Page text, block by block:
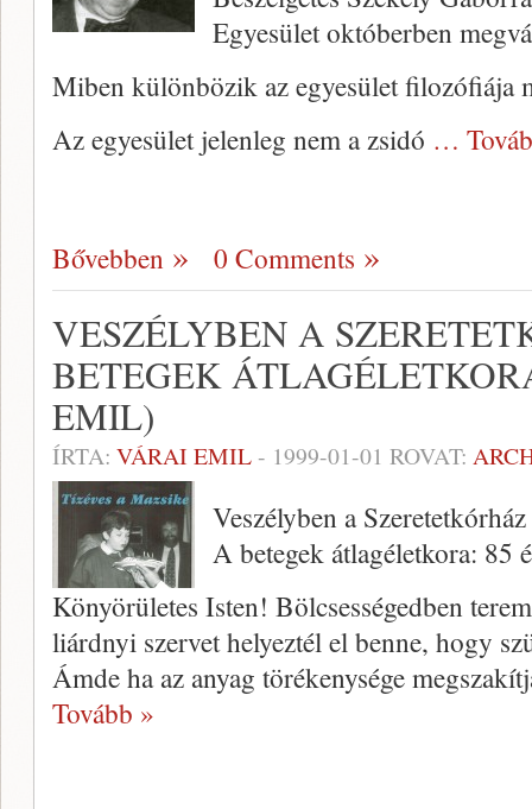
Egyesület október­ben
Miben különbözik az egyesület filozó­fiája
Az egyesület jelenleg nem a zsidó …
Bővebben 0 Comments
VESZÉLYBEN A
BETEGEK
EMIL)
ÍRTA: VÁRAI EMIL- 1999-01-01 ROVAT:
Veszélyben a Szeretetkórház
A betegek átlagéletkora: 85
Könyörületes Isten! Bölcsességedben
liárdnyi szervet helyeztél el benne, hogy
Ámde ha az anyag törékenysége
Tovább »